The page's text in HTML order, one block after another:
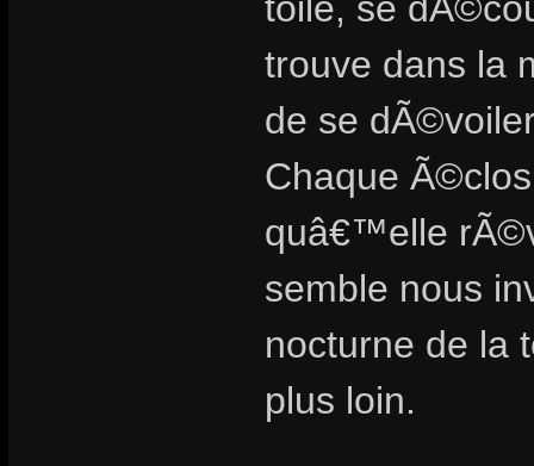
trouve dans la
de se
Chaque
quâ€™elle
semble nous
nocturne de la
plus loin.